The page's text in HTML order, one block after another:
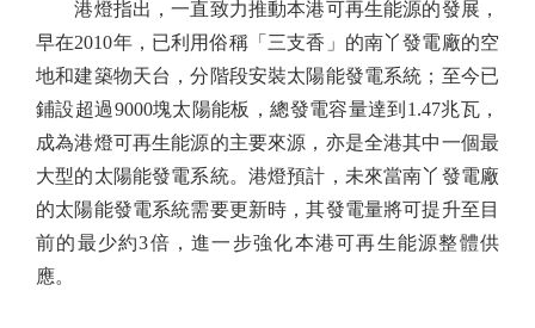
港燈指出，一直致力推動本港可再生能源的發展，
早在2010年，已利用俗稱「三支香」的南丫發電廠的空
地和建築物天台，分階段安裝太陽能發電系統；至今已
鋪設超過9000塊太陽能板，總發電容量達到1.47兆瓦，
成為港燈可再生能源的主要來源，亦是全港其中一個最
大型的太陽能發電系統。港燈預計，未來當南丫發電廠
的太陽能發電系統需要更新時，其發電量將可提升至目
前的最少約3倍，進一步強化本港可再生能源整體供
應。